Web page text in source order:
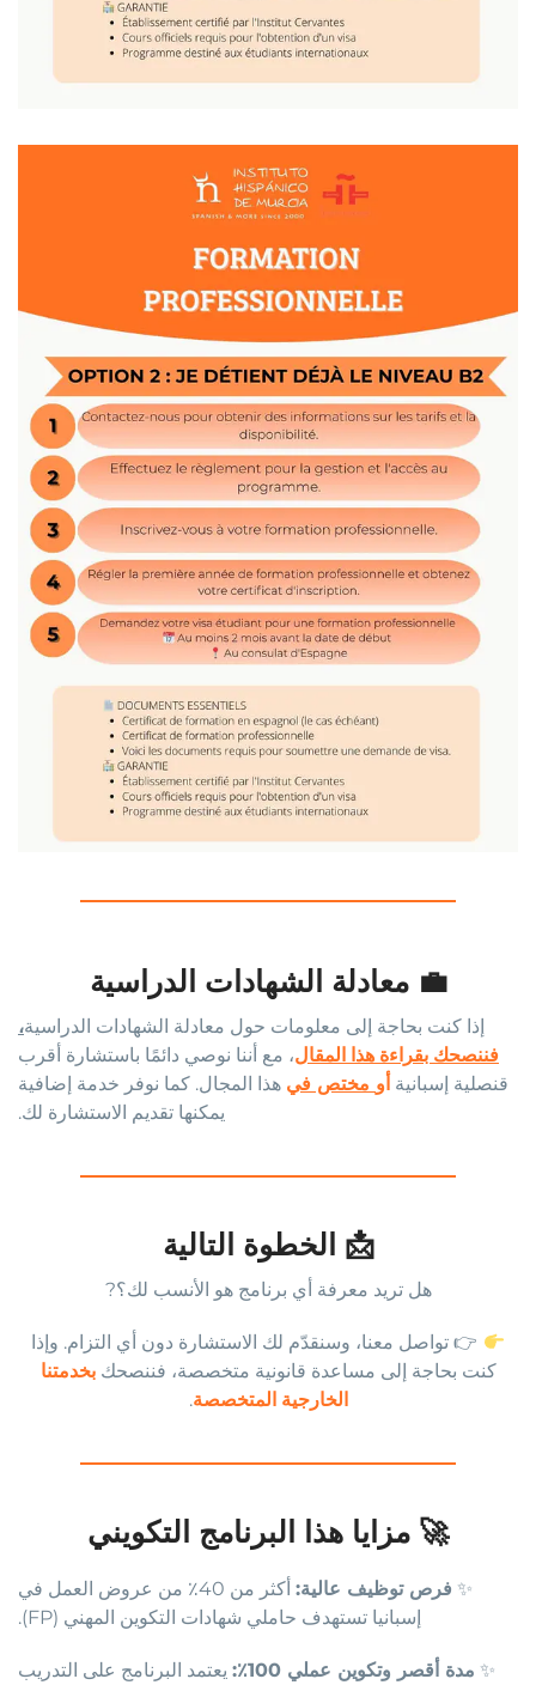
💼 معادلة الشهادات الدراسية
إذا كنت بحاجة إلى معلومات حول معادلة الشهادات الدراسية،
فننصحك بقراءة هذا المقال، مع أننا نوصي دائمًا باستشارة أقرب
قنصلية إسبانية أومختص فيهذا المجال. كما نوفر خدمة إضافية
يمكنها تقديم الاستشارة لك.
📩 الخطوة التالية
هل تريد معرفة أي برنامج هو الأنسب لك؟?
👉 تواصل معنا، وسنقدّم لك الاستشارة دون أي التزام. وإذا
كنت بحاجة إلى مساعدة قانونية متخصصة، فننصحك بخدمتنا
الخارجية المتخصصة.
🚀 مزايا هذا البرنامج التكويني
✨فرص توظيف عالية:
أكثر من 40٪ من عروض العمل في
إسبانيا تستهدف حاملي شهادات التكوين المهني (FP).
✨مدة أقصر وتكوين عملي 100٪: يعتمد البرنامج على التدريب